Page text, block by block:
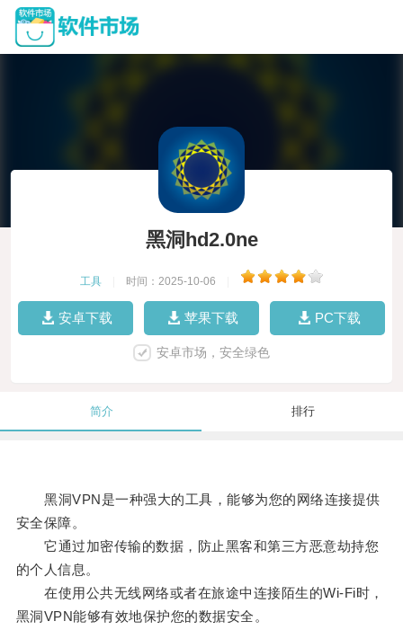
黑洞hd2.0ne
工具 时间：2025-10-06
安卓下载 苹果下载 PC下载
安卓市场，安全绿色
简介 排行
黑洞VPN是一种强大的工具，能够为您的网络连接提供
安全保障。
它通过加密传输的数据，防止黑客和第三方恶意劫持您
的个人信息。
在使用公共无线网络或者在旅途中连接陌生的Wi-Fi时，
黑洞VPN能够有效地保护您的数据安全。